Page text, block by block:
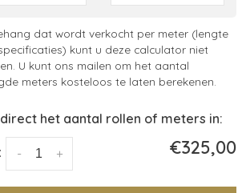
dat wordt verkocht per meter (lengte
kunt u deze calculator niet
U kunt ons mailen om het aantal
meters kosteloos te laten berekenen.
het aantal rollen of meters in:
+
- €325,00